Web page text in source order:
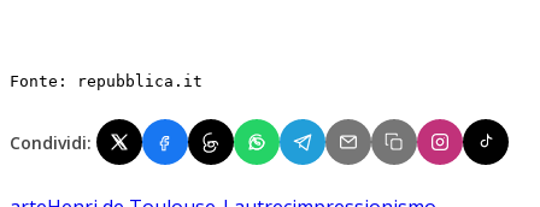
Fonte: repubblica.it
Condividi: